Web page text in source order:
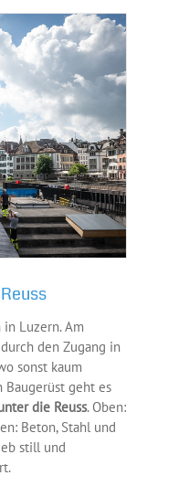
Luzern. Am
den Zugang in
sonst kaum
Baugerüst geht es
die Reuss. Oben:
Beton, Stahl und
still und